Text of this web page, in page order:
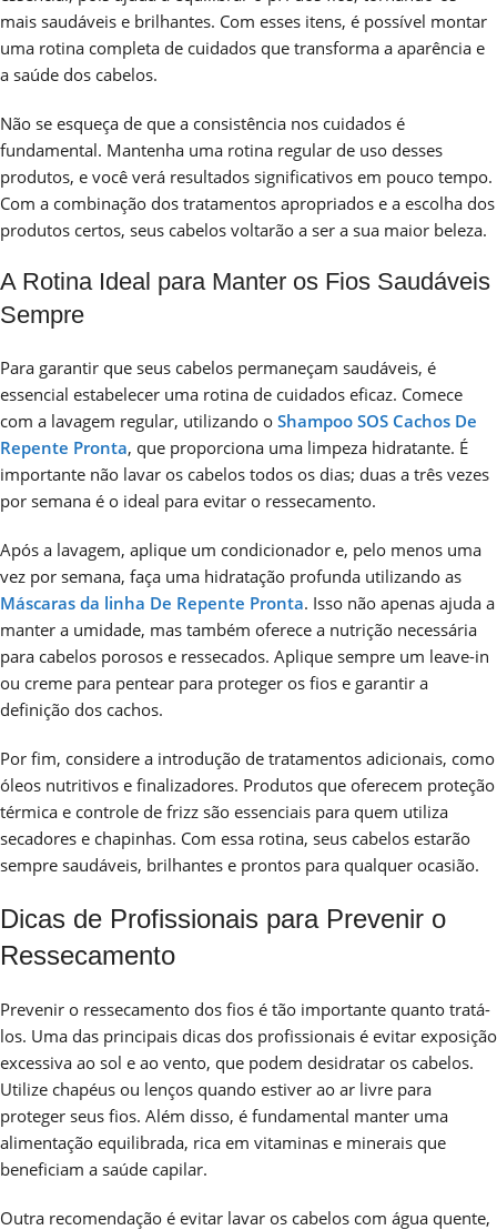
mais saudáveis e brilhantes. Com esses itens, é possível montar
uma rotina completa de cuidados que transforma a aparência e
a saúde dos cabelos.
Não se esqueça de que a consistência nos cuidados é
fundamental. Mantenha uma rotina regular de uso desses
produtos, e você verá resultados significativos em pouco tempo.
Com a combinação dos tratamentos apropriados e a escolha dos
produtos certos, seus cabelos voltarão a ser a sua maior beleza.
A Rotina Ideal para Manter os Fios Saudáveis
Sempre
Para garantir que seus cabelos permaneçam saudáveis, é
essencial estabelecer uma rotina de cuidados eficaz. Comece
com a lavagem regular, utilizando o Shampoo SOS Cachos De
Repente Pronta, que proporciona uma limpeza hidratante. É
importante não lavar os cabelos todos os dias; duas a três vezes
por semana é o ideal para evitar o ressecamento.
Após a lavagem, aplique um condicionador e, pelo menos uma
vez por semana, faça uma hidratação profunda utilizando as
Máscaras da linha De Repente Pronta. Isso não apenas ajuda a
manter a umidade, mas também oferece a nutrição necessária
para cabelos porosos e ressecados. Aplique sempre um leave-in
ou creme para pentear para proteger os fios e garantir a
definição dos cachos.
Por fim, considere a introdução de tratamentos adicionais, como
óleos nutritivos e finalizadores. Produtos que oferecem proteção
térmica e controle de frizz são essenciais para quem utiliza
secadores e chapinhas. Com essa rotina, seus cabelos estarão
sempre saudáveis, brilhantes e prontos para qualquer ocasião.
Dicas de Profissionais para Prevenir o
Ressecamento
Prevenir o ressecamento dos fios é tão importante quanto tratá-
los. Uma das principais dicas dos profissionais é evitar exposição
excessiva ao sol e ao vento, que podem desidratar os cabelos.
Utilize chapéus ou lenços quando estiver ao ar livre para
proteger seus fios. Além disso, é fundamental manter uma
alimentação equilibrada, rica em vitaminas e minerais que
beneficiam a saúde capilar.
Outra recomendação é evitar lavar os cabelos com água quente,